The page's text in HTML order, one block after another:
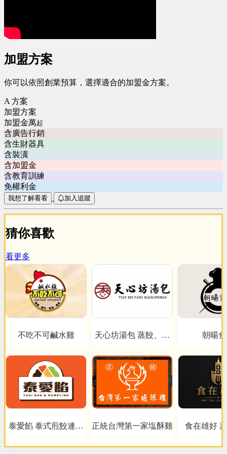
加盟方案
你可以依照創業預算，選擇適合的加盟金方案。
A 方案
加盟方案
加盟金萬起
含廣告行銷
含生財器具
含裝潢
含加盟金
含教育訓練
免權利金
我想了解看看 加入追蹤
猜你喜歡
看更多
不吃不可鹹水雞
泰愛餡 泰式煎餃連鎖
天心坊湯包 蒸餃、鍋
圓
正統台灣第一家塩酥雞
朝暘
食在雄好